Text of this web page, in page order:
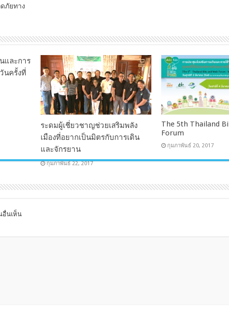
ภัยทาง
และการ
นครั้งที่
ระดมผู้เชี่ยวชาญช่วยเสริมพลัง
เมืองที่อยากเป็นมิตรกับการเดิน
และจักรยาน
กุมภาพันธ์ 22, 2017
The 5th Thailand
Forum
กุมภาพันธ์ 20, 2017
อื่นเห็น